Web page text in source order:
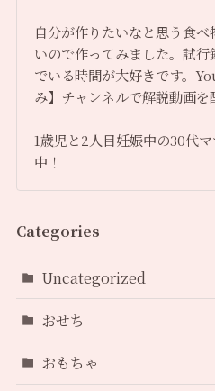
自分が作りたいなと思う食
いので作ってみました。試
でいる時間が大好きです。
み】チャンネルで解説動画を
1歳児と2人目妊娠中の30代
中！
Categories
Uncategorized
おせち
おもちゃ